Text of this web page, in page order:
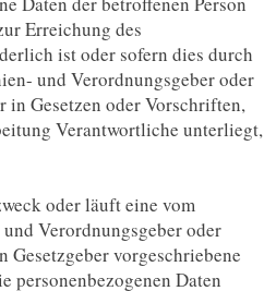
Erreichung des
ist oder sofern dies durch
und Verordnungsgeber oder
in Gesetzen oder Vorschriften,
Verantwortliche unterliegt,
oder läuft eine vom
Verordnungsgeber oder
Gesetzgeber vorgeschriebene
personenbezogenen Daten